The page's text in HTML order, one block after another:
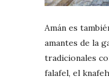
Amán es
amantes de la
tradicionales
falafel, el